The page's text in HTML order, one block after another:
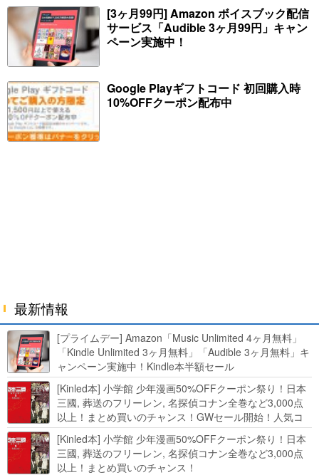
関連本がセールに！
[3ヶ月99円] Amazon ボイスブック配信
サービス「Audible 3ヶ月99円」キャン
ペーン実施中！
Google Playギフトコード 初回購入時
10%OFFクーポン配布中
最新情報
[プライムデー] Amazon「Music Unlimited 4ヶ月無料」
「Kindle Unlimited 3ヶ月無料」「Audible 3ヶ月無料」キ
ャンペーン実施中！Kindle本半額セール
HUNTER×HUNTERなど集英社、無職転生,幼女戦記など
KADOKAWA、キャプテン翼100円セールも！
[Kinled本] 小学館 少年漫画50%OFFクーポン祭り！日本
三國, 葬送のフリーレン, 名探偵コナン全巻など3,000点
以上！まとめ買いのチャンス！GWセール開始！人気コ
ミック多数 カドカワ祭やIT関連本がセールに！
[Kinled本] 小学館 少年漫画50%OFFクーポン祭り！日本
三國, 葬送のフリーレン, 名探偵コナン全巻など3,000点
以上！まとめ買いのチャンス！